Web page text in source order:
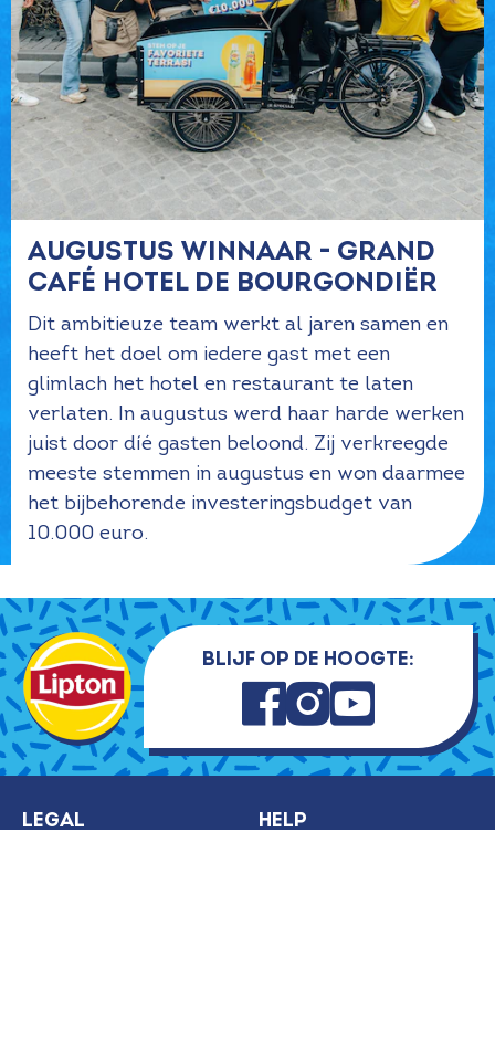
Augustus winnaar - Grand
Café Hotel de Bourgondiër
Dit ambitieuze team werkt al jaren samen en
heeft het doel om iedere gast met een
glimlach het hotel en restaurant te laten
verlaten. In augustus werd haar harde werken
juist door díé gasten beloond. Zij verkreegde
meeste stemmen in augustus en won daarmee
het bijbehorende investeringsbudget van
10.000 euro.
Blijf op de hoogte:
Legal
Help